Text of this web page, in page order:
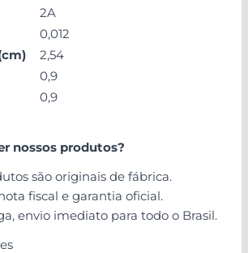
2A
0,012
2,54
0,9
0,9
nossos produtos?
são originais de fábrica.
fiscal e garantia oficial.
envio imediato para todo o Brasil.